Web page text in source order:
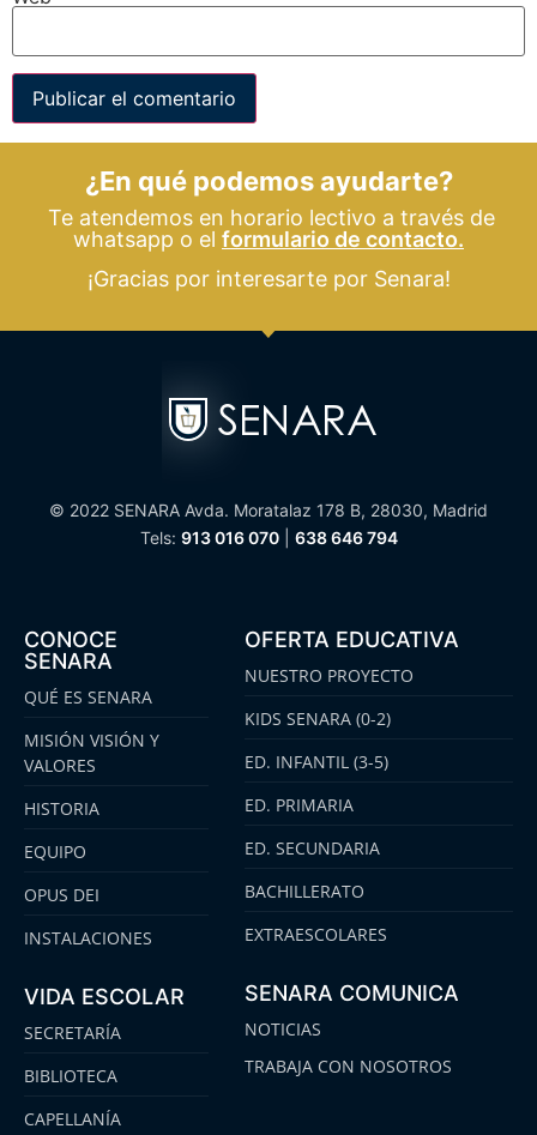
¿En qué podemos ayudarte?
Te atendemos en horario lectivo a través de
whatsapp o el formulario de contacto.
¡Gracias por interesarte por Senara!
© 2022 SENARA Avda. Moratalaz 178 B, 28030, Madrid
Tels: 913 016 070| 638 646 794
CONOCE
SENARA
QUÉ ES SENARA
MISIÓN VISIÓN Y
VALORES
HISTORIA
EQUIPO
OPUS DEI
INSTALACIONES
VIDA ESCOLAR
SECRETARÍA
BIBLIOTECA
CAPELLANÍA
OFERTA EDUCATIVA
NUESTRO PROYECTO
KIDS SENARA (0-2)
ED. INFANTIL (3-5)
ED. PRIMARIA
ED. SECUNDARIA
BACHILLERATO
EXTRAESCOLARES
SENARA COMUNICA
NOTICIAS
TRABAJA CON NOSOTROS